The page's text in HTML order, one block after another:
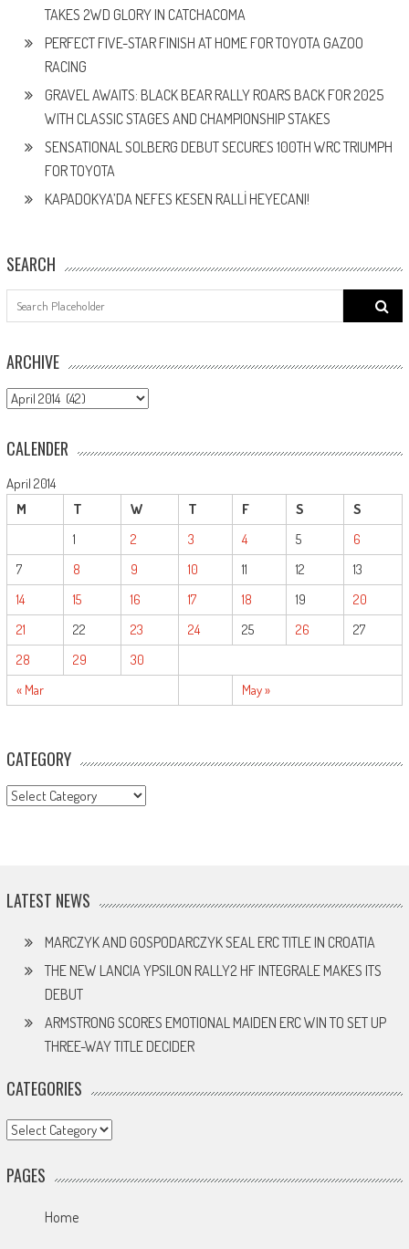
TAKES 2WD GLORY IN CATCHACOMA
PERFECT FIVE-STAR FINISH AT HOME FOR TOYOTA GAZOO
RACING
GRAVEL AWAITS: BLACK BEAR RALLY ROARS BACK FOR 2025
WITH CLASSIC STAGES AND CHAMPIONSHIP STAKES
SENSATIONAL SOLBERG DEBUT SECURES 100TH WRC TRIUMPH
FOR TOYOTA
KAPADOKYA’DA NEFES KESEN RALLİ HEYECANI!
SEARCH
Search
for:
ARCHIVE
ARCHIVE
CALENDER
April 2014
M
T W T F S S
« Mar May »
1 2 3 4 5
6
7
8 9 10 11 12
13
14
15 16 17 18 19
20
21
22 23 24 25 26
27
28
29 30
CATEGORY
CATEGORY
LATEST NEWS
MARCZYK AND GOSPODARCZYK SEAL ERC TITLE IN CROATIA
THE NEW LANCIA YPSILON RALLY2 HF INTEGRALE MAKES ITS
DEBUT
ARMSTRONG SCORES EMOTIONAL MAIDEN ERC WIN TO SET UP
THREE-WAY TITLE DECIDER
CATEGORIES
Categories
PAGES
Home